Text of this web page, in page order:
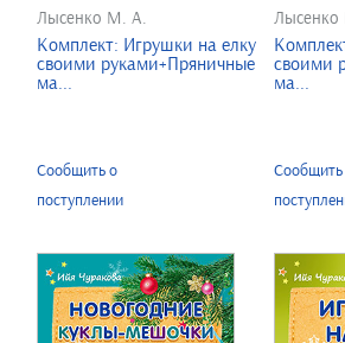
Лысенко М. А.
Комплект: Игрушки на елку
своими руками+Пряничные
ма...
Сообщить о
поступлении
своими
ма...
Сообщить